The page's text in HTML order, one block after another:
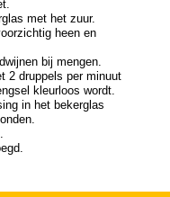
met het zuur.
heen en
bij mengen.
2 druppels per minuut
kleurloos wordt.
in het bekerglas